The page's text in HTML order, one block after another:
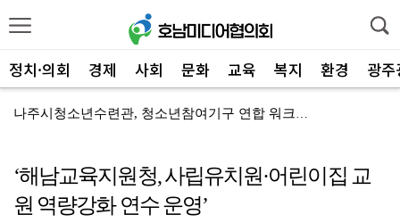
정치·의회 경제 사회 문화 교육 복지 환경 광
나주시청소년수련관, 청소년참여기구 연합 워크숍 '활력'
화순군, 수족구병 '경고등' 보육․다중시설 방역관리 강...
‘해남교육지원청, 사립유치원·어린이집 교
원 역량강화 연수 운영’